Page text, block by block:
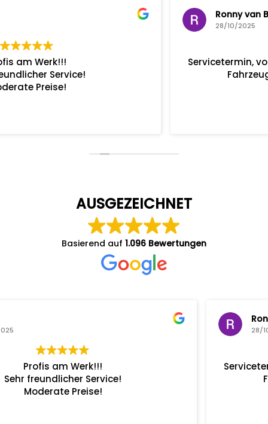
Servicetermin, von der Terminvereinbarung bis zur
Fahrzeugabholung alles Bestens.
AUSGEZEICHNET
Basierend auf 1.096 Bewertungen
Servicetermin, von der Terminvereinbarung bis zur
Fahrzeugabholung alles Bestens.